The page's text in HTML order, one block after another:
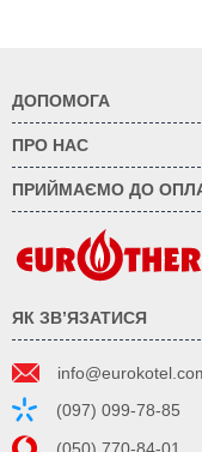
ДОПОМОГА
ПРО НАС
ПРИЙМАЄМО ДО
ЯК ЗВ’ЯЗАТИСЯ
(097) 099-78-85
(050) 770-84-01